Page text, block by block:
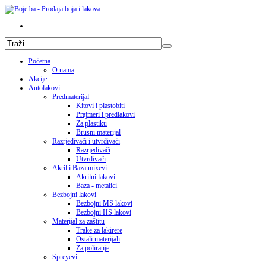
Početna
O nama
Akcije
Autolakovi
Predmaterijal
Kitovi i plastobiti
Prajmeri i predlakovi
Za plastiku
Brusni materijal
Razrjeđivači i utvrđivači
Razrjeđivači
Utvrđivači
Akril i Baza mixevi
Akrilni lakovi
Baza - metalici
Bezbojni lakovi
Bezbojni MS lakovi
Bezbojni HS lakovi
Materijal za zaštitu
Trake za lakirere
Ostali materijali
Za poliranje
Spreyevi